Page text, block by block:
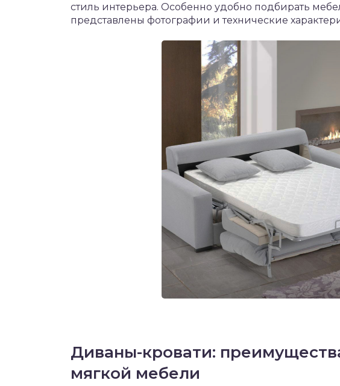
стиль интерьера. Особенно удобно подбирать
представлены фотографии и технические
Диваны-кровати:
мягкой мебели